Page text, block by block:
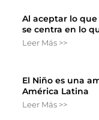
Al aceptar lo
se centra en lo
Leer Más >>
El Niño es una
América Latina
Leer Más >>